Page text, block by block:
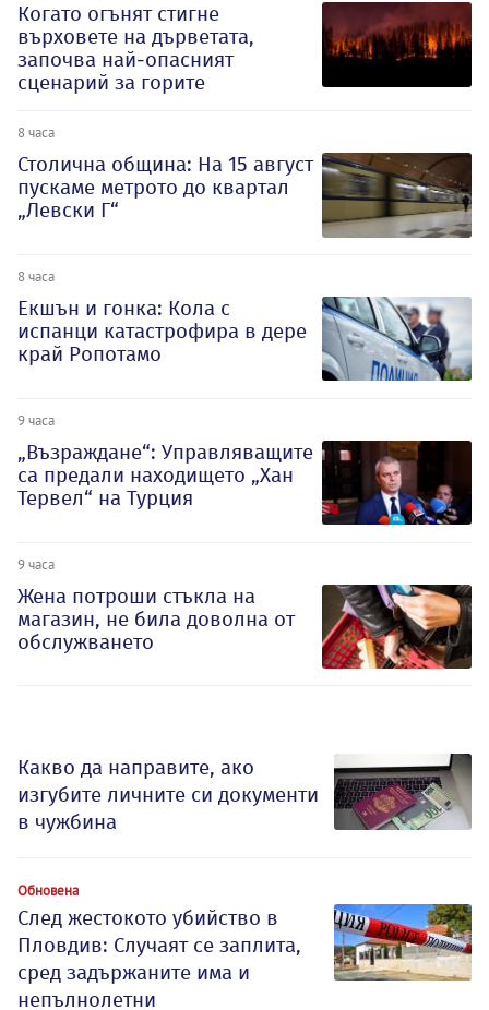
Когато огънят стигне
върховете на дърветата,
започва най-опасният
сценарий за горите
8 часа
Столична община: На 15 август
пускаме метрото до квартал
„Левски Г“
8 часа
Екшън и гонка: Кола с
испанци катастрофира в дере
край Ропотамо
9 часа
„Възраждане“: Управляващите
са предали находището „Хан
Тервел“ на Турция
9 часа
Жена потроши стъкла на
магазин, не била доволна от
обслужването
Какво да направите, ако
изгубите личните си документи
в чужбина
Обновена
След жестокото убийство в
Пловдив: Случаят се заплита,
сред задържаните има и
непълнолетни